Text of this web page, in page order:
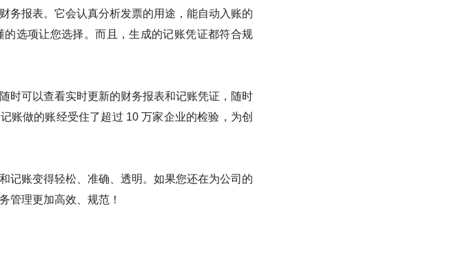
务报表。它会认真分析发票的用途，能自动入账的
选项让您选择。而且，生成的记账凭证都符合规
时可以查看实时更新的财务报表和记账凭证，随时
账做的账经受住了超过 10 万家企业的检验，为创
记账变得轻松、准确、透明。如果您还在为公司的
管理更加高效、规范！